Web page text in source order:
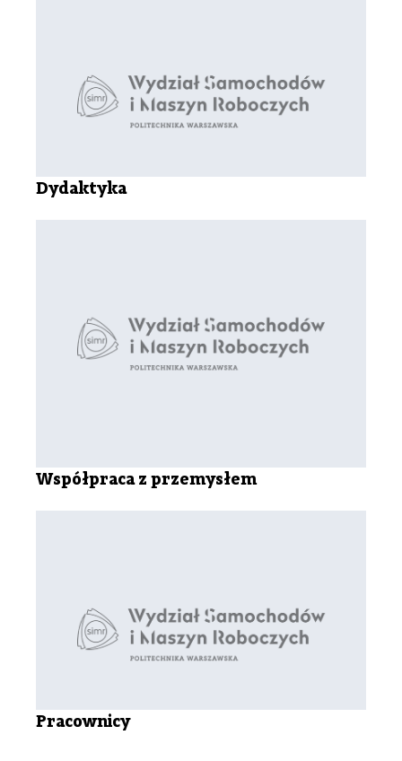
Dydaktyka
Współpraca z przemysłem
Pracownicy